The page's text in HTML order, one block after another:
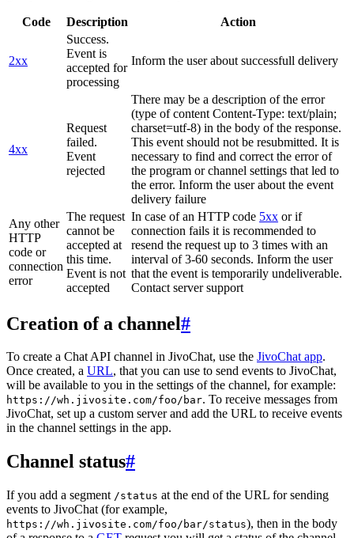
Code Description Action
2xx
Success.
Event is
accepted for
processing
Inform the user about successfull delivery
4xx
Request
failed.
Event
rejected
There may be a description of the error
(type of content Content-Type: text/plain;
charset=utf-8) in the body of the response.
This event should not be resubmitted. It is
necessary to find and correct the error of
the program or channel settings that led to
the error. Inform the user about the event
delivery failure
Any other
HTTP
code or
connection
error
The request
cannot be
accepted at
this time.
Event is not
accepted
In case of an HTTP code 5xx or if
connection fails it is recommended to
resend the request up to 3 times with an
interval of 3-60 seconds. Inform the user
that the event is temporarily undeliverable.
Contact server support
Creation of a channel#
To create a Chat API channel in JivoChat, use the JivoChat app.
Once created, a URL, that you can use to send events to JivoChat,
will be available to you in the settings of the channel, for example:
https://wh.jivosite.com/foo/bar. To receive messages from
JivoChat, set up a custom server and add the URL to receive events
in the channel settings in the app.
Channel status#
If you add a segment /status at the end of the URL for sending
events to JivoChat (for example,
https://wh.jivosite.com/foo/bar/status), then in the body